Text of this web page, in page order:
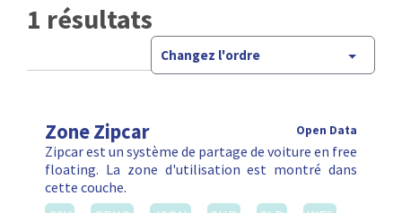
1 résultats
Changez l'ordre
Zone Zipcar Open Data
Zipcar est un système de partage de voiture en free
floating. La zone d'utilisation est montré dans
cette couche.